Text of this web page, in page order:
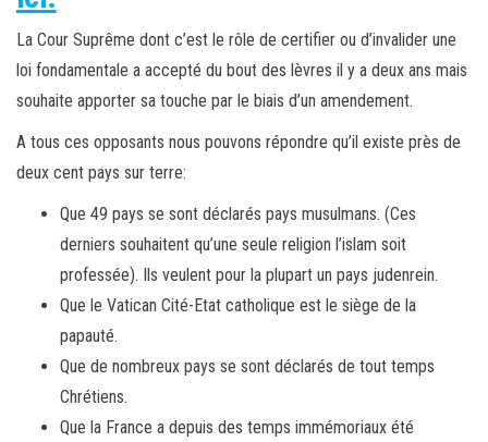
La Cour Suprême dont c’est le rôle de certifier ou d’invalider une
loi fondamentale a accepté du bout des lèvres il y a deux ans mais
souhaite apporter sa touche par le biais d’un amendement.
A tous ces opposants nous pouvons répondre qu’il existe près de
deux cent pays sur terre:
Que 49 pays se sont déclarés pays musulmans. (Ces
derniers souhaitent qu’une seule religion l’islam soit
professée). Ils veulent pour la plupart un pays judenrein.
Que le Vatican Cité-Etat catholique est le siège de la
papauté.
Que de nombreux pays se sont déclarés de tout temps
Chrétiens.
Que la France a depuis des temps immémoriaux été